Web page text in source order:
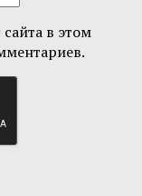
в этом